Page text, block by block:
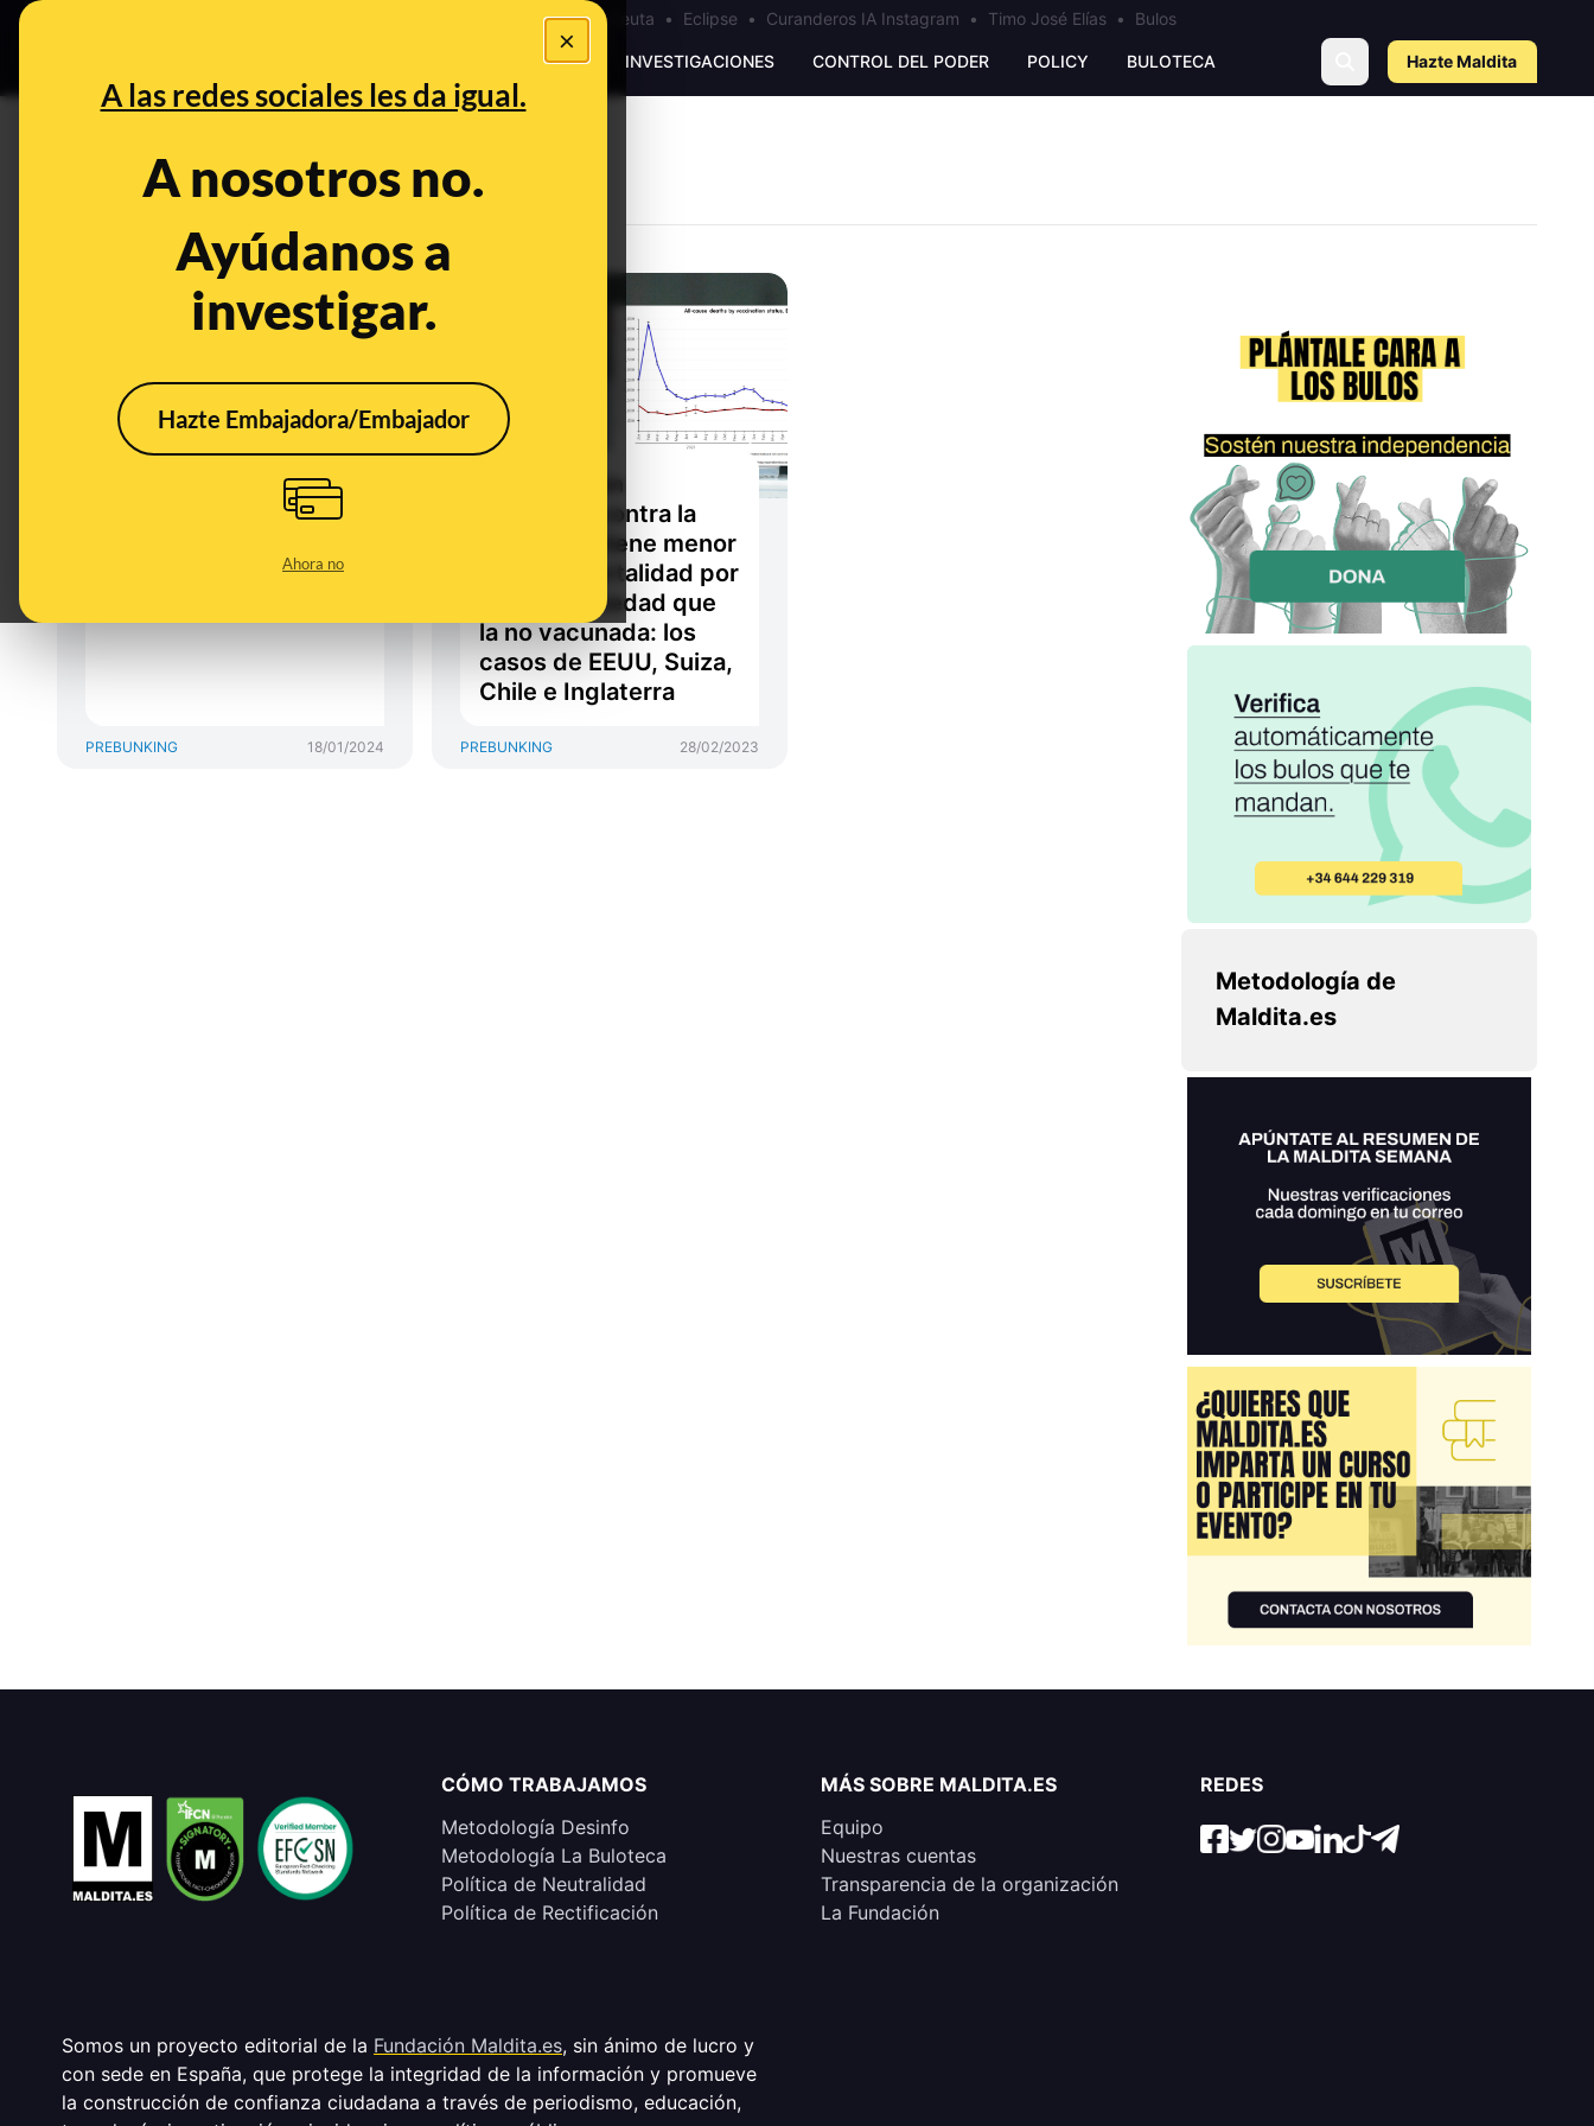
×
A las redes sociales les da igual.
A nosotros no.
Ayúdanos a
investigar.
Hazte Embajadora/Embajador
Ahora no
•Bulos Ceuta • Eclipse • Curanderos IA Instagram • Timo José Elías• Bulos
PREBUNKING INVESTIGACIONES CONTROL DEL PODER POLICY BULOTECA Hazte Maldita
‘La sociedad de la
nieve’, sin nieve:
accidente aéreo en
PREBUNKING 18/01/2024
vacunada contra la
COVID-19 tiene menor
tasa de mortalidad por
esa enfermedad que
la no vacunada: los
casos de EEUU, Suiza,
Chile e Inglaterra
PREBUNKING 28/02/2023
Metodología de
Maldita.es
CÓMO TRABAJAMOS
Metodología Desinfo
Metodología La Buloteca
Política de Neutralidad
Política de Rectificación
MÁS SOBRE MALDITA.ES
Equipo
Nuestras cuentas
Transparencia de la organización
La Fundación
REDES
Somos un proyecto editorial de la Fundación Maldita.es, sin ánimo de lucro y
con sede en España, que protege la integridad de la información y promueve
la construcción de confianza ciudadana a través de periodismo, educación,